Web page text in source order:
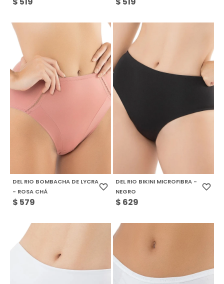
DEL RIO BOMBACHA DE LYCRA
- ROSA CHÁ
$ 579
DEL RIO BIKINI MICROFIBRA -
NEGRO
$ 629